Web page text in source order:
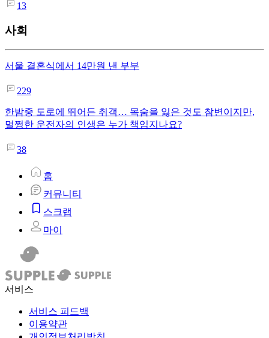
13
사회
서울 결혼식에서 14만원 낸 부부
229
한밤중 도로에 뛰어든 취객… 목숨을 잃은 것도 참변이지만,
멀쩡한 운전자의 인생은 누가 책임지나요?
38
홈
커뮤니티
스크랩
마이
서비스
서비스 피드백
이용약관